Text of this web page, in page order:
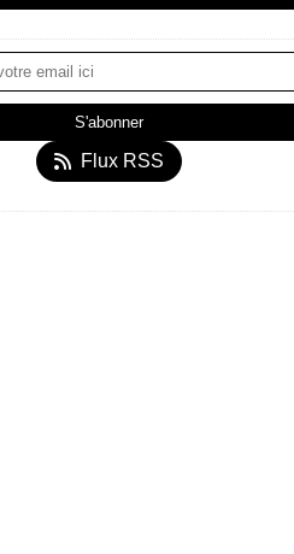
Flux RSS